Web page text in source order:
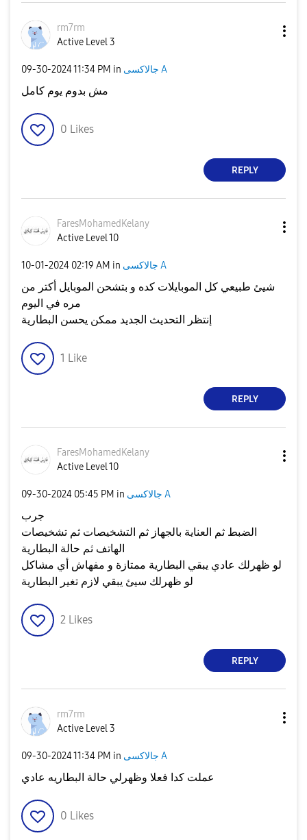
rm7rm
Active Level 3
‎09-30-202411:34 PM in جالاكسى A
مش بدوم يوم كامل
0 Likes
REPLY
FaresMohamedKelany
Active Level 10
‎10-01-2024 02:19 AM in جالاكسى A
شيئ طبيعي كل الموبايلات كده و بتشحن الموبايل أكتر من
مره في اليوم
إنتظر التحديث الجديد ممكن يحسن البطارية
1 Like
REPLY
FaresMohamedKelany
Active Level 10
‎09-30-2024 05:45 PM in جالاكسى A
جرب
الضبط ثم العناية بالجهاز ثم التشخيصات ثم تشخيصات
الهاتف ثم حالة البطارية
لو ظهرلك عادي يبقي البطارية ممتازة و مفهاش أي مشاكل
لو ظهرلك سيئ يبقي لازم تغير البطارية
2 Likes
REPLY
rm7rm
Active Level 3
‎09-30-202411:34 PM in جالاكسى A
عملت كدا فعلا وظهرلي حالة البطاريه عادي
0 Likes